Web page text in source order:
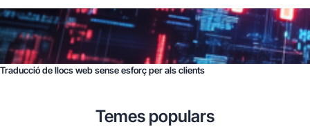
Traducció de llocs web sense esforç per als clients
Temes populars